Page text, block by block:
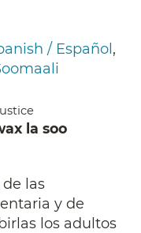
/ Español
la soo
las
y de
los adultos